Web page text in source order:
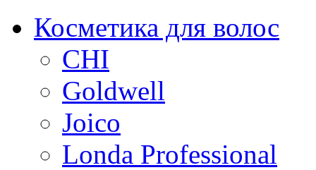
Косметика для волос
CHI
Goldwell
Joico
Londa Professional